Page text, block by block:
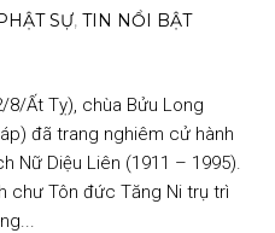
SỰ, TIN NỔI BẬT
Ất Tỵ), chùa Bửu Long
đã trang nghiêm cử hành
Nữ Diệu Liên (1911 – 1995).
chư Tôn đức Tăng Ni trụ trì